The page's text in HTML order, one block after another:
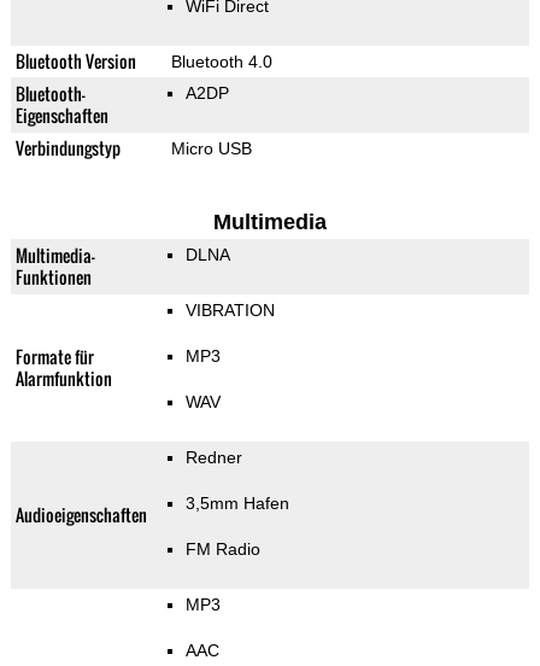
WiFi Direct
Bluetooth Version Bluetooth 4.0
Bluetooth-
Eigenschaften
A2DP
Verbindungstyp Micro USB
Multimedia
Multimedia-
Funktionen
DLNA
Formate für
Alarmfunktion
VIBRATION
MP3
WAV
Audioeigenschaften
Redner
3,5mm Hafen
FM Radio
MP3
AAC